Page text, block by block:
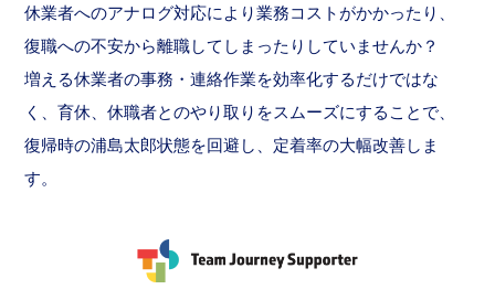
休業者へのアナログ対応により業務コストがかかったり、
復職への不安から離職してしまったりしていませんか？
増える休業者の事務・連絡作業を効率化するだけではな
く、育休、休職者とのやり取りをスムーズにすることで、
復帰時の浦島太郎状態を回避し、定着率の大幅改善しま
す。